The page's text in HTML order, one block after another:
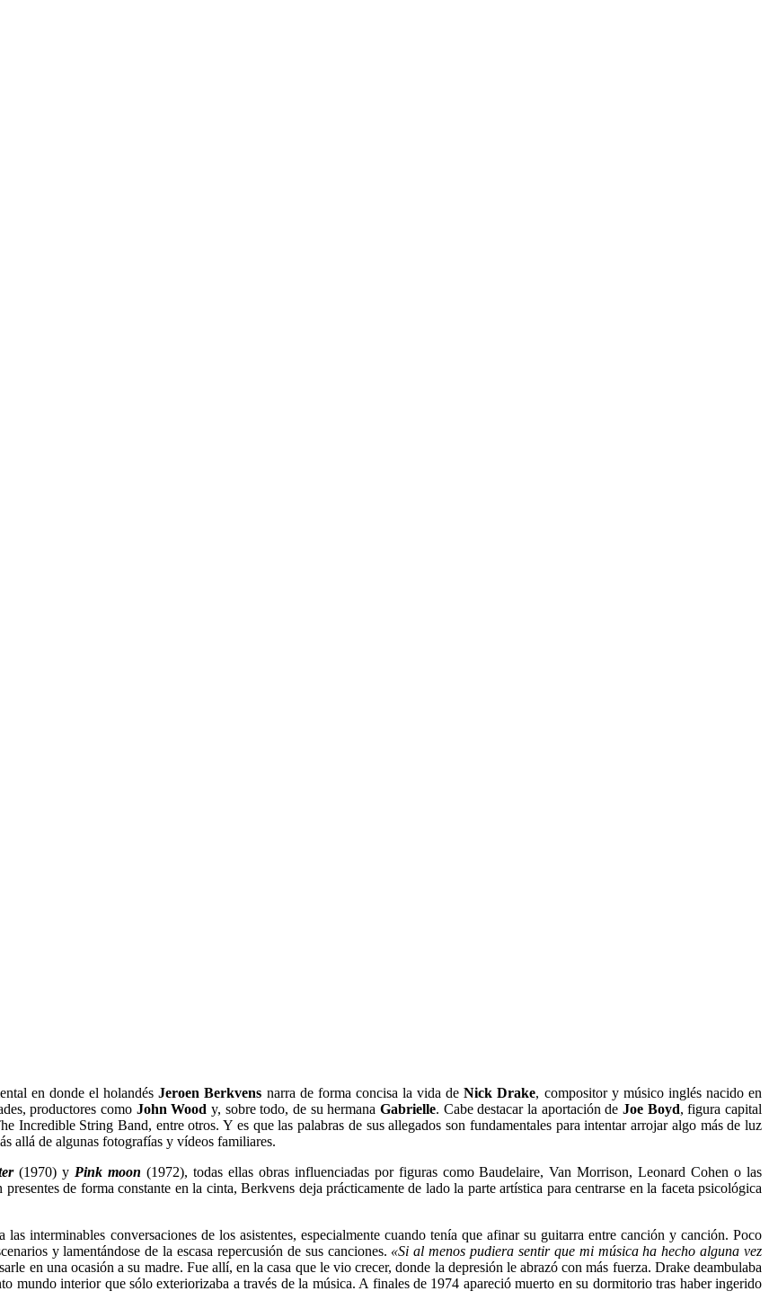
en donde el holandésJeroen Berkvens narra de forma concisa la vida deNick Drake, compositor y músico inglés nacido en
productores como John Wood y, sobre todo, de su hermanaGabrielle. Cabe destacar la aportación deJoe Boyd, figura capital
String Band, entre otros. Y es que las palabras de sus allegados son fundamentales para intentar arrojar algo más de luz
allá de algunas fotografías y vídeos familiares.
(1970) y Pink moon (1972), todas ellas obras influenciadas por figuras como Baudelaire, Van Morrison, Leonard Cohen o las
de forma constante en la cinta, Berkvens deja prácticamente de lado la parte artística para centrarse en la faceta psicológica
interminables conversaciones de los asistentes, especialmente cuando tenía que afinar su guitarra entre canción y canción. Poco
y lamentándose de la escasa repercusión de sus canciones. «Si al menos pudiera sentir que mi música ha hecho alguna vez
en una ocasión a su madre. Fue allí, en la casa que le vio crecer, donde la depresión le abrazó con más fuerza. Drake deambulaba
mundo interior que sólo exteriorizaba a través de la música. A finales de 1974 apareció muerto en su dormitorio tras haber ingerido